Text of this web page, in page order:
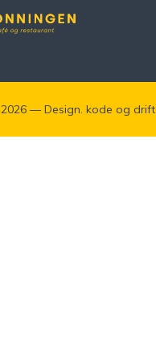
2026 — Design. kode og drift